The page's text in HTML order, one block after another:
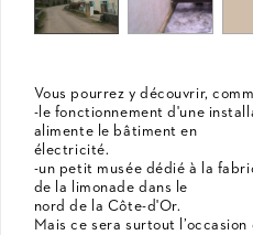
Vous pourrez y découvrir,
-le fonctionnement d'une
alimente le bâtiment en
électricité.
-un petit musée dédié à la
de la limonade dans le
nord de la Côte-d'Or.
Mais ce sera surtout